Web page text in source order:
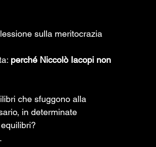
sulla meritocrazia
perché Niccolò Iacopi non
che sfuggono alla
in determinate